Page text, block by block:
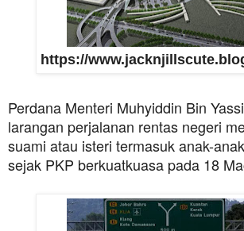
https://
Perdana Menteri Muhyiddin Bin
larangan perjalanan rentas negeri
suami atau isteri termasuk anak-
sejak PKP berkuatkuasa pada 18